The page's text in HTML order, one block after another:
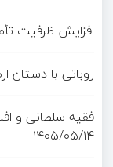
افزایش ظرفیت
روباتی با دستان
فقیه سلطانی و
۱۴۰۵/۰۵/۱۴